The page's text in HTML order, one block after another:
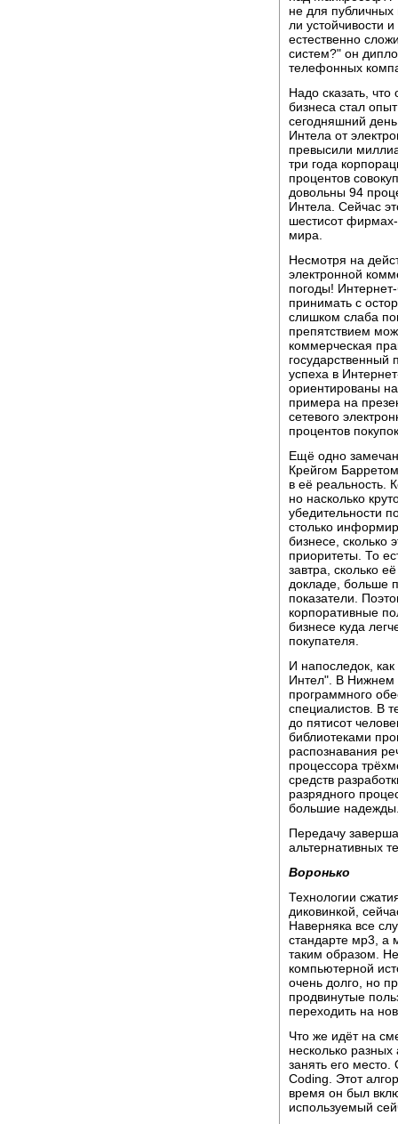
не для публичных
ли устойчивости
естественно
систем?" он
телефонных
Надо сказать,
бизнеса стал
сегодняшний
Интела от
превысили
три года
процентов
довольны 94
Интела. Сейчас
шестисот фирмах-
мира.
Несмотря на
электронной
погоды!
принимать с
слишком слаба
препятствием
коммерческая
государственный
успеха в
ориентированы
примера на
сетевого
процентов
Ещё одно
Крейгом
в её реальность.
но насколько
убедительности
столько
бизнесе,
приоритеты. То
завтра, сколько
докладе, больше
показатели.
корпоративные
бизнесе куда
покупателя.
И напоследок,
Интел". В Нижнем
программного
специалистов. В
до пятисот
библиотеками
распознавания
процессора
средств
разрядного
большие
Передачу
альтернативных
Воронько
Технологии
диковинкой,
Наверняка все
стандарте мр3, а
таким образом.
компьютерной
очень долго, но
продвинутые
переходить на
Что же идёт на
несколько
занять его
Coding. Этот
время он был
используемый